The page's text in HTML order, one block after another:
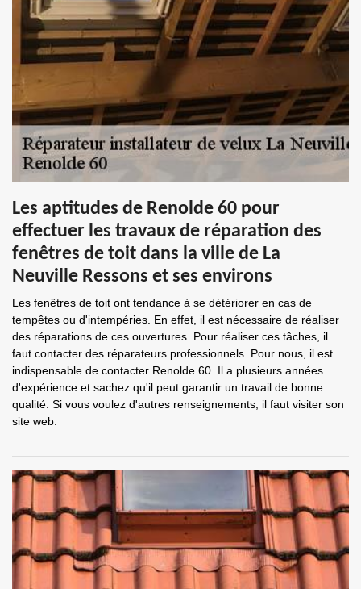
Les aptitudes de Renolde 60 pour
effectuer les travaux de réparation des
fenêtres de toit dans la ville de La
Neuville Ressons et ses environs
Les fenêtres de toit ont tendance à se détériorer en cas de
tempêtes ou d'intempéries. En effet, il est nécessaire de réaliser
des réparations de ces ouvertures. Pour réaliser ces tâches, il
faut contacter des réparateurs professionnels. Pour nous, il est
indispensable de contacter Renolde 60. Il a plusieurs années
d'expérience et sachez qu'il peut garantir un travail de bonne
qualité. Si vous voulez d'autres renseignements, il faut visiter son
site web.